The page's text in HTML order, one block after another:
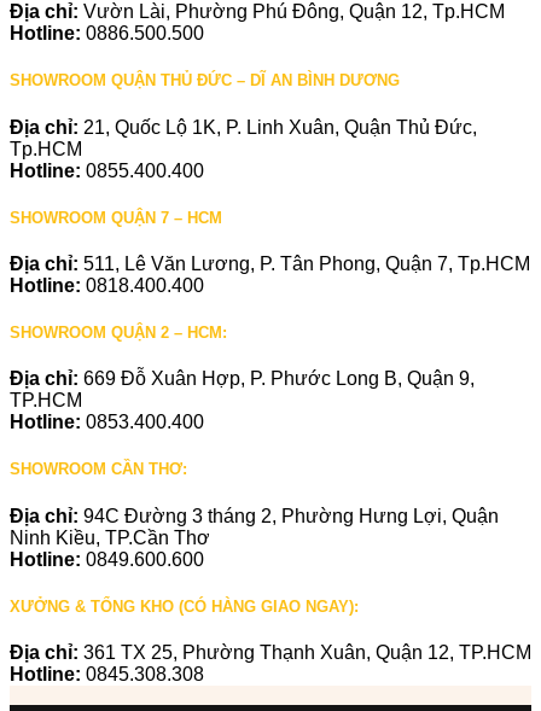
Địa chỉ: Vườn Lài, Phường Phú Đông, Quận 12, Tp.HCM
Hotline: 0886.500.500
SHOWROOM QUẬN THỦ ĐỨC – DĨ AN BÌNH DƯƠNG
Địa chỉ: 21, Quốc Lộ 1K, P. Linh Xuân, Quận Thủ Đức,
Tp.HCM
Hotline: 0855.400.400
SHOWROOM QUẬN 7 – HCM
Địa chỉ: 511, Lê Văn Lương, P. Tân Phong, Quận 7, Tp.HCM
Hotline: 0818.400.400
SHOWROOM QUẬN 2 – HCM:
Địa chỉ: 669 Đỗ Xuân Hợp, P. Phước Long B, Quận 9,
TP.HCM
Hotline: 0853.400.400
SHOWROOM CẦN THƠ:
Địa chỉ: 94C Đường 3 tháng 2, Phường Hưng Lợi, Quận
Ninh Kiều, TP.Cần Thơ
Hotline: 0849.600.600
XƯỞNG & TỔNG KHO (CÓ HÀNG GIAO NGAY):
Địa chỉ: 361 TX 25, Phường Thạnh Xuân, Quận 12, TP.HCM
Hotline: 0845.308.308